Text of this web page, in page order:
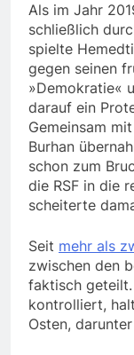
Als im Jahr
schließlich
spielte
gegen seinen
»Demokratie«
darauf ein
Gemeinsam
Burhan
schon zum
die RSF in die
scheiterte
Seit mehr als
zwischen den
faktisch geteilt.
kontrolliert,
Osten,